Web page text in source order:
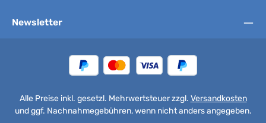
Newsletter
Alle Preise inkl. gesetzl. Mehrwertsteuer zzgl. Versandkosten
und ggf. Nachnahmegebühren, wenn nicht anders angegeben.